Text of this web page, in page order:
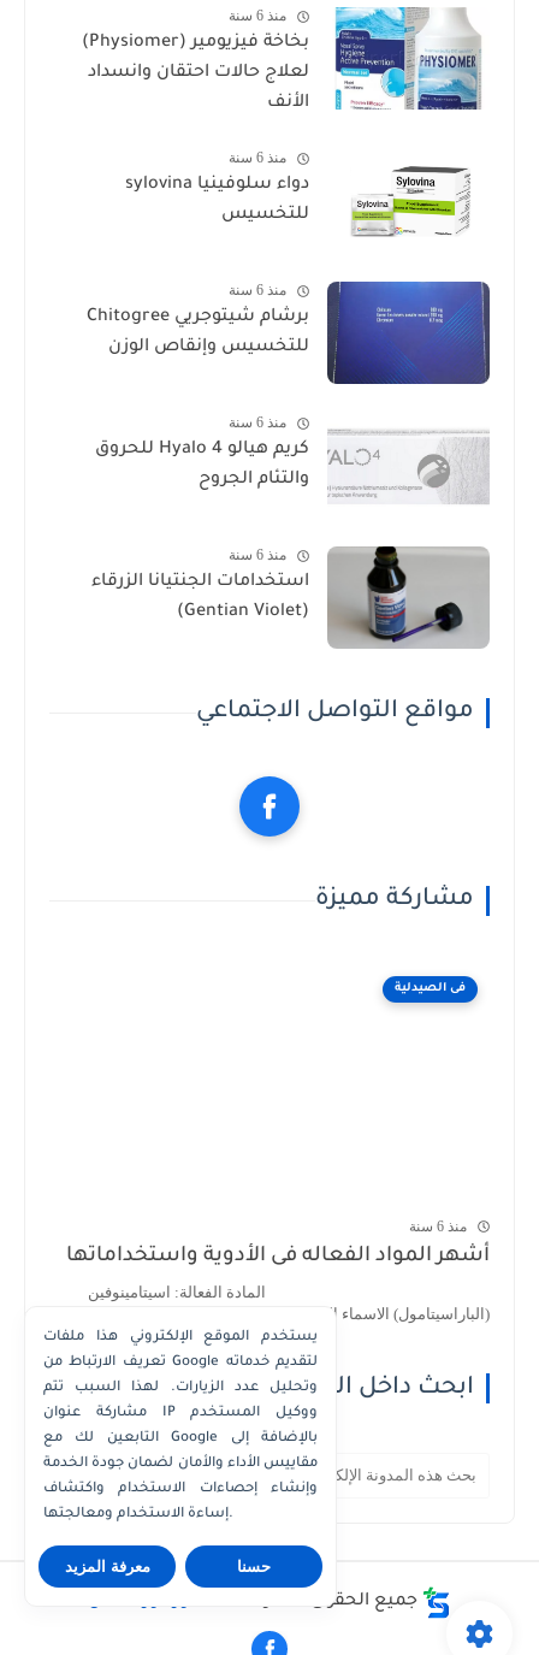
منذ 6 سنة
بخاخة فيزيومير (Physiomer)
لعلاج حالات احتقان وانسداد
الأنف
منذ 6 سنة
دواء سلوفينيا sylovina
للتخسيس
منذ 6 سنة
برشام شيتوجريي Chitogree
للتخسيس وإنقاص الوزن
منذ 6 سنة
كريم هيالو 4 Hyalo للحروق
والتئام الجروح
منذ 6 سنة
استخدامات الجنتيانا الزرقاء
(Gentian Violet)
مواقع التواصل الاجتماعي
مشاركة مميزة
فى الصيدلية
منذ 6 سنة
أشهر المواد الفعاله فى الأدوية واستخداماتها
المادة الفعالة: اسيتامينوفين
(الباراسيتامول) الاسماء التجارية : 1- اسيتامينوف...
ابحث داخل الموقع
جميع الحقوق محفوظة ©
يستخدم الموقع الإلكتروني هذا ملفات
تعريف الارتباط من Google لتقديم خدماته
وتحليل عدد الزيارات. لهذا السبب تتم
مشاركة عنوان IP ووكيل المستخدم
التابعين لك مع Google بالإضافة إلى
مقاييس الأداء والأمان لضمان جودة الخدمة
وإنشاء إحصاءات الاستخدام واكتشاف
إساءة الاستخدام ومعالجتها.
معرفة المزيد حسنا